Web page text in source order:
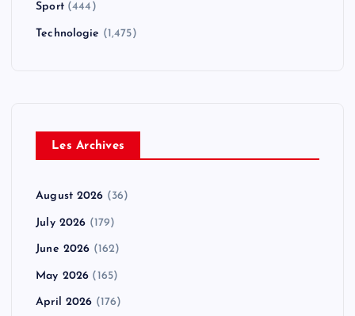
Sport(444)
Technologie (1,475)
Les Archives
August 2026 (36)
July 2026 (179)
June 2026 (162)
May 2026 (165)
April 2026 (176)